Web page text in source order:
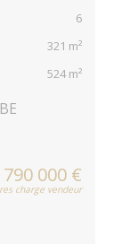
6
321 m²
524 m²
790 000 €
charge vendeur